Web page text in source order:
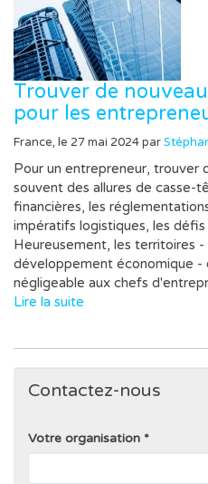
Trouver de
pour les
France, le 27 mai 2024 par
Pour un entrepreneur, trouver
souvent des allures de casse-
financières, les
impératifs logistiques, les défis
Heureusement, les territoires
développement économique -
négligeable aux chefs
Lire la suite
Contactez-nous
Votre organisation